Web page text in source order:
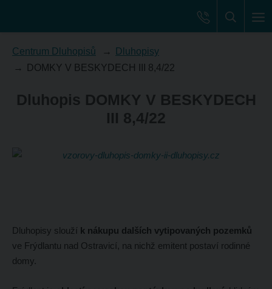
Centrum Dluhopisů
Dluhopisy
DOMKY V BESKYDECH III 8,4/22
Dluhopis DOMKY V BESKYDECH
III 8,4/22
Dluhopisy slouží k nákupu dalších vytipovaných pozemků
ve Frýdlantu nad Ostravicí, na nichž emitent postaví rodinné
domy.